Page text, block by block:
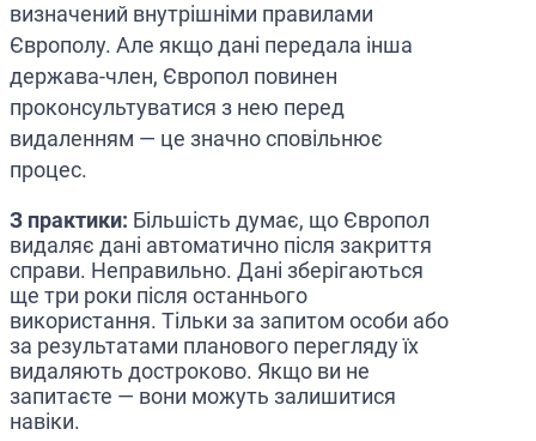
визначений внутрішніми правилами
Європолу. Але якщо дані передала інша
держава-член, Європол повинен
проконсультуватися з нею перед
видаленням — це значно сповільнює
процес.
З практики: Більшість думає, що Європол
видаляє дані автоматично після закриття
справи. Неправильно. Дані зберігаються
ще три роки після останнього
використання. Тільки за запитом особи або
за результатами планового перегляду їх
видаляють достроково. Якщо ви не
запитаєте — вони можуть залишитися
навіки.